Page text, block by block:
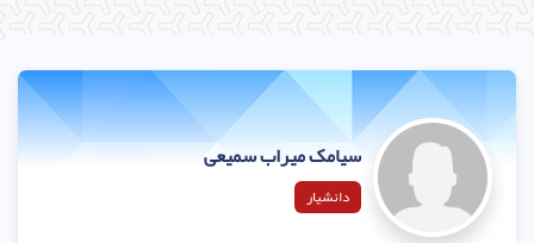
سیامک میراب سمیعی
دانشیار